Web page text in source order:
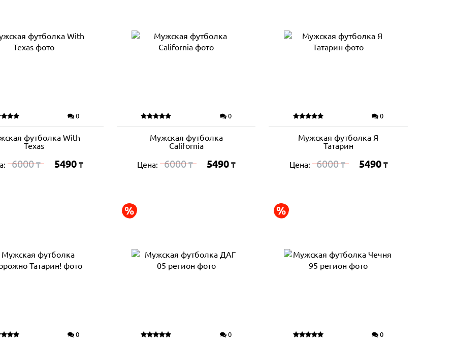
0
футболка With
Texas
6000₸ 5490 ₸
0
Мужская футболка
California
Цена: 6000₸ 5490 ₸
0
Мужская футболка Я
Татарин
Цена: 6000₸ 5490 ₸
0 0 0